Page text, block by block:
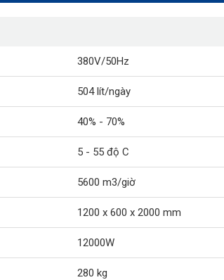
380V/50Hz
504 lít/ngày
40% - 70%
5 - 55 độ C
5600 m3/giờ
1200 x 600 x 2000 mm
12000W
280 kg